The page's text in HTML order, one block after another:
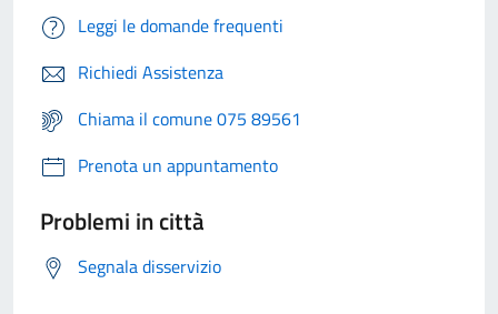
Leggi le domande frequenti
Richiedi Assistenza
Chiama il comune 075 89561
Prenota un appuntamento
Problemi in città
Segnala disservizio